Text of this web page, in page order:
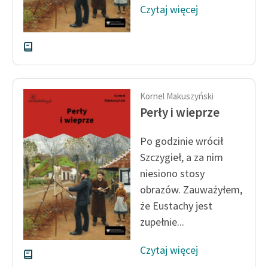
Deklaracja dostępności
Czytaj więcej
Kornel Makuszyński
Perły i wieprze
Po godzinie wrócił
Szczygieł, a za nim
niesiono stosy
obrazów. Zauważyłem,
że Eustachy jest
zupełnie...
Czytaj więcej